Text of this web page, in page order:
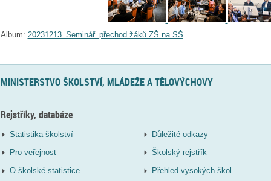
Album: 20231213_Seminář_přechod žáků ZŠ na SŠ
MINISTERSTVO ŠKOLSTVÍ, MLÁDEŽE A TĚLOVÝCHOVY
Rejstříky, databáze
Statistika školství
Pro veřejnost
O školské statistice
Důležité odkazy
Školský rejstřík
Přehled vysokých škol